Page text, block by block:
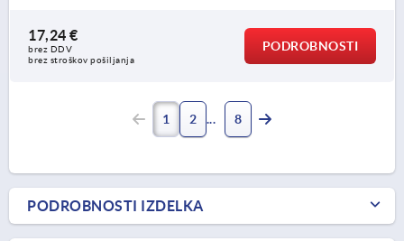
17,24 €
brez DDV
brez stroškov pošiljanja
PODROBNOSTI
1 2 8
PODROBNOSTI IZDELKA